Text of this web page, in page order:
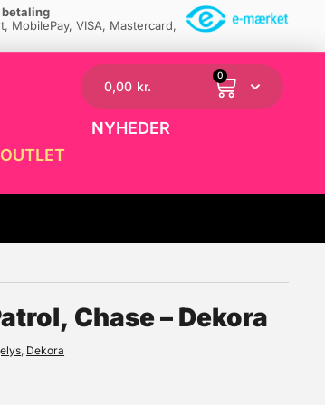
MobilePay, VISA, Mastercard,
OUTLET
0,00 kr.
0
NYHEDER
☓
Chase – Dekora
, Dekora